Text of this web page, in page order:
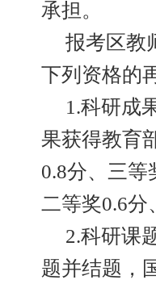
承担。
报考区教
下列资格的
1.科研成
果获得教育
0.8分、三等
二等奖0.6分
2.科研课
题并结题，